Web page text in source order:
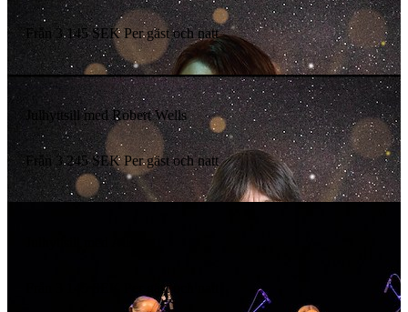
Från 3 145 SEK Per gäst och natt
Julhyttsill med Robert Wells
Från 3 245 SEK Per gäst och natt
Per gäst och natt